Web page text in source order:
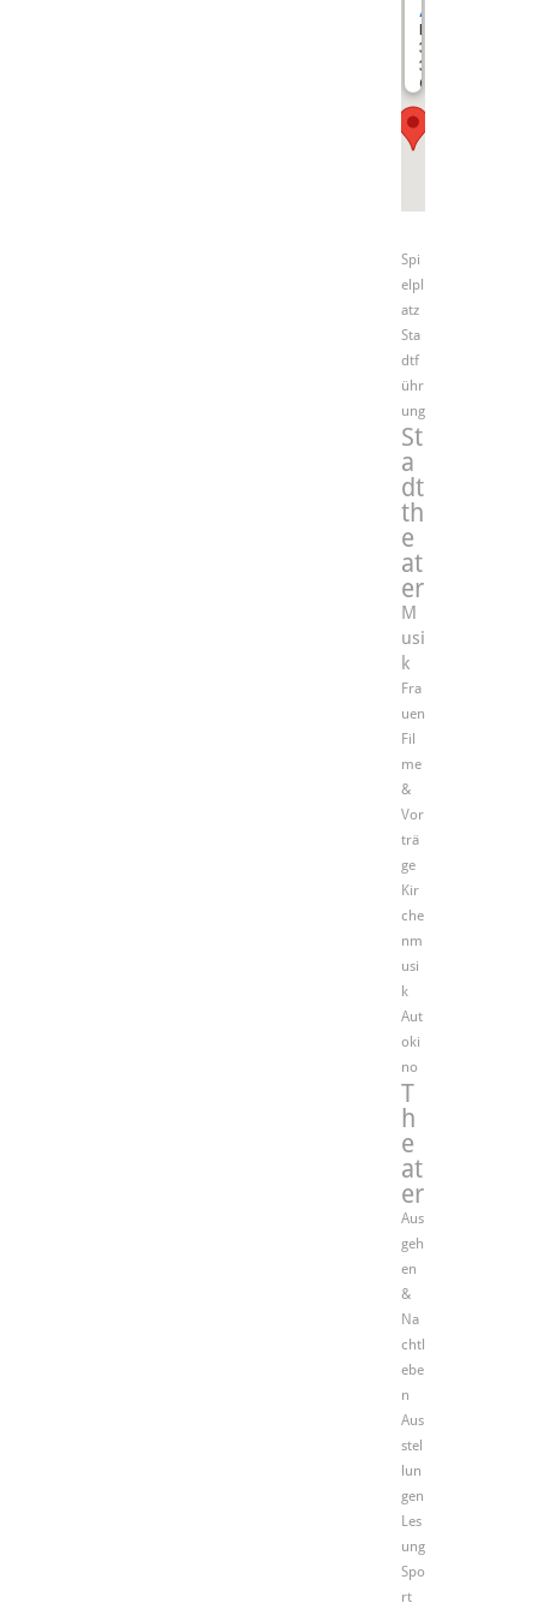
Allmendinger
Bahnhofstraße
30
35305
Grünberg
Spi
elpl
atz
Sta
dtf
ühr
ung
St
a
dt
th
e
at
er
M
usi
k
Fra
uen
Fil
me
&
Vor
trä
ge
Kir
che
nm
usi
k
Aut
oki
no
T
h
e
at
er
Aus
geh
en
&
Na
chtl
ebe
n
Aus
stel
lun
gen
Les
ung
Spo
rt